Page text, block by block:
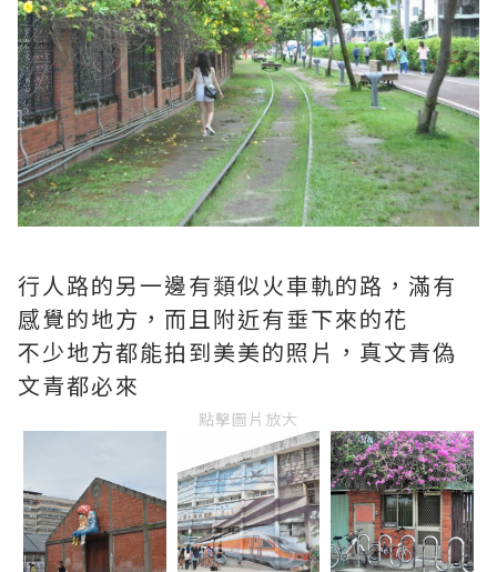
行人路的另一邊有類似火車軌的路，滿有
感覺的地方，而且附近有垂下來的花
不少地方都能拍到美美的照片，真文青偽
文青都必來
點擊圖片放大